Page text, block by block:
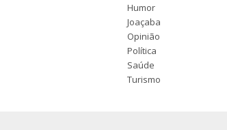
Humor
Joaçaba
Opinião
Política
Saúde
Turismo